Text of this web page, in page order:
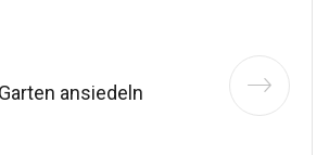
ansiedeln